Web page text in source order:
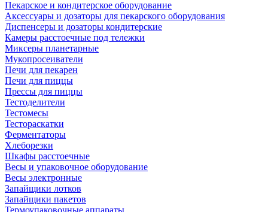
Пекарское и кондитерское оборудование
Аксессуары и дозаторы для пекарского оборудования
Диспенсеры и дозаторы кондитерские
Камеры расстоечные под тележки
Миксеры планетарные
Мукопросеиватели
Печи для пекарен
Печи для пиццы
Прессы для пиццы
Тестоделители
Тестомесы
Тестораскатки
Ферментаторы
Хлеборезки
Шкафы расстоечные
Весы и упаковочное оборудование
Весы электронные
Запайщики лотков
Запайщики пакетов
Термоупаковочные аппараты